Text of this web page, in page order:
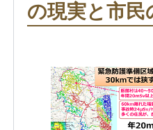
の現実と市民